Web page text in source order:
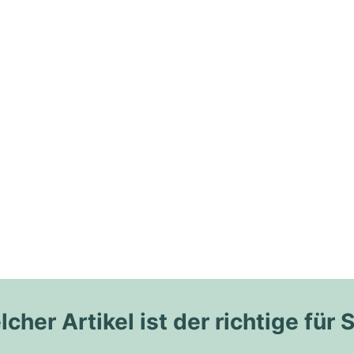
Artikel ist der richtige für